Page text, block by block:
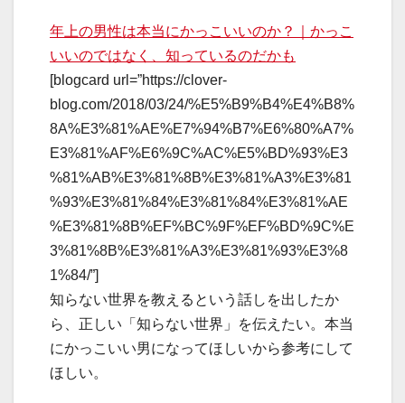
年上の男性は本当にかっこいいのか？｜かっこ
いいのではなく、知っているのだかも
[blogcard url=”https://clover-
blog.com/2018/03/24/%E5%B9%B4%E4%B8%
8A%E3%81%AE%E7%94%B7%E6%80%A7%
E3%81%AF%E6%9C%AC%E5%BD%93%E3
%81%AB%E3%81%8B%E3%81%A3%E3%81
%93%E3%81%84%E3%81%84%E3%81%AE
%E3%81%8B%EF%BC%9F%EF%BD%9C%E
3%81%8B%E3%81%A3%E3%81%93%E3%8
1%84/”]
知らない世界を教えるという話しを出したか
ら、正しい「知らない世界」を伝えたい。本当
にかっこいい男になってほしいから参考にして
ほしい。